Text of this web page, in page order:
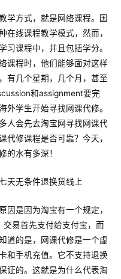
学方式，就是网络课程。国
在线课程教学模式，然而，
习课程中，并且包括学分。
课程时，他们能够面对这样
有几个星期，几个月，甚至
和assignment要完
外学生开始寻找网课代修。
人会先去淘宝网寻找网课代
代修课程是否可靠？今天，
的水有多深！
天无条件退换货线上
因是因为淘宝有一个规定，
易首先支付给支付宝，而
道的是，网课代修是一个虚
和手机充值。它不支持退换
证的。这就是为什么代表淘